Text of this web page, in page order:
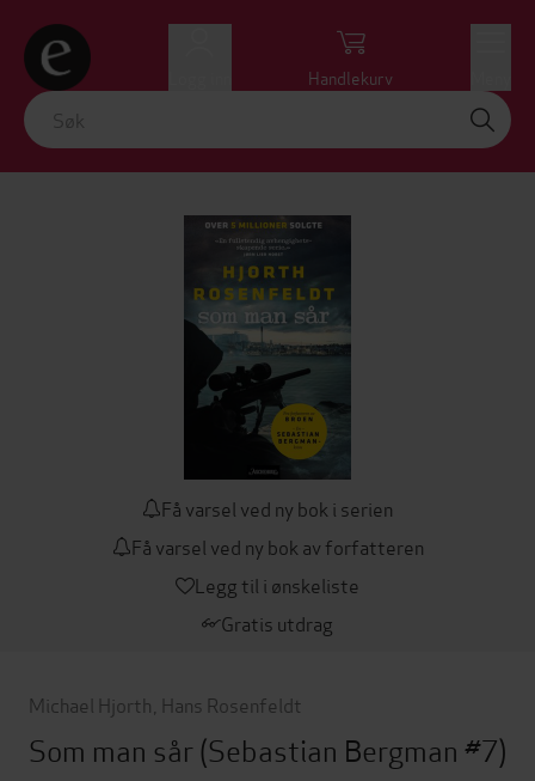
Handlekurv
Få varsel ved ny bok i serien
Få varsel ved ny bok av forfatteren
Legg til i ønskeliste
Gratis utdrag
Michael Hjorth Hans Rosenfeldt
Som man sår(Sebastian Bergman #7)